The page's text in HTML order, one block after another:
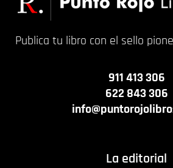
Publica tu libro con el sello
911 413 306
622 843 306
La editorial